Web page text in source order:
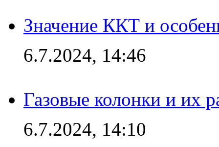
Значение ККТ и
6.7.2024, 14:46
Газовые колонки и их
6.7.2024, 14:10